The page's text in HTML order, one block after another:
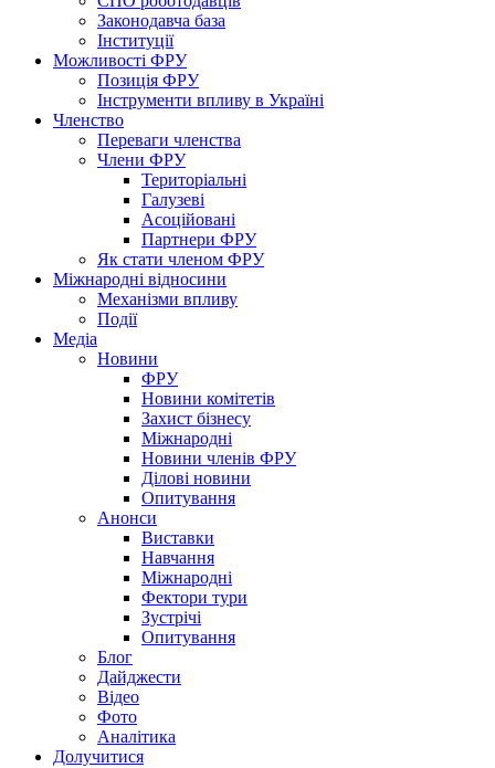
Законодавча база
Інституції
Можливості ФРУ
Позиція ФРУ
Інструменти впливу в Україні
Членство
Переваги членства
Члени ФРУ
Територіальні
Галузеві
Асоційовані
Партнери ФРУ
Як стати членом ФРУ
Міжнародні відносини
Механізми впливу
Події
Медіа
Новини
ФРУ
Новини комітетів
Захист бізнесу
Міжнародні
Новини членів ФРУ
Ділові новини
Опитування
Анонси
Виставки
Навчання
Міжнародні
Фектори тури
Зустрічі
Опитування
Блог
Дайджести
Відео
Фото
Аналітика
Долучитися